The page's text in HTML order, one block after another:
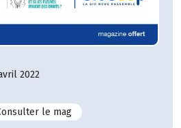
2022
le magN°122